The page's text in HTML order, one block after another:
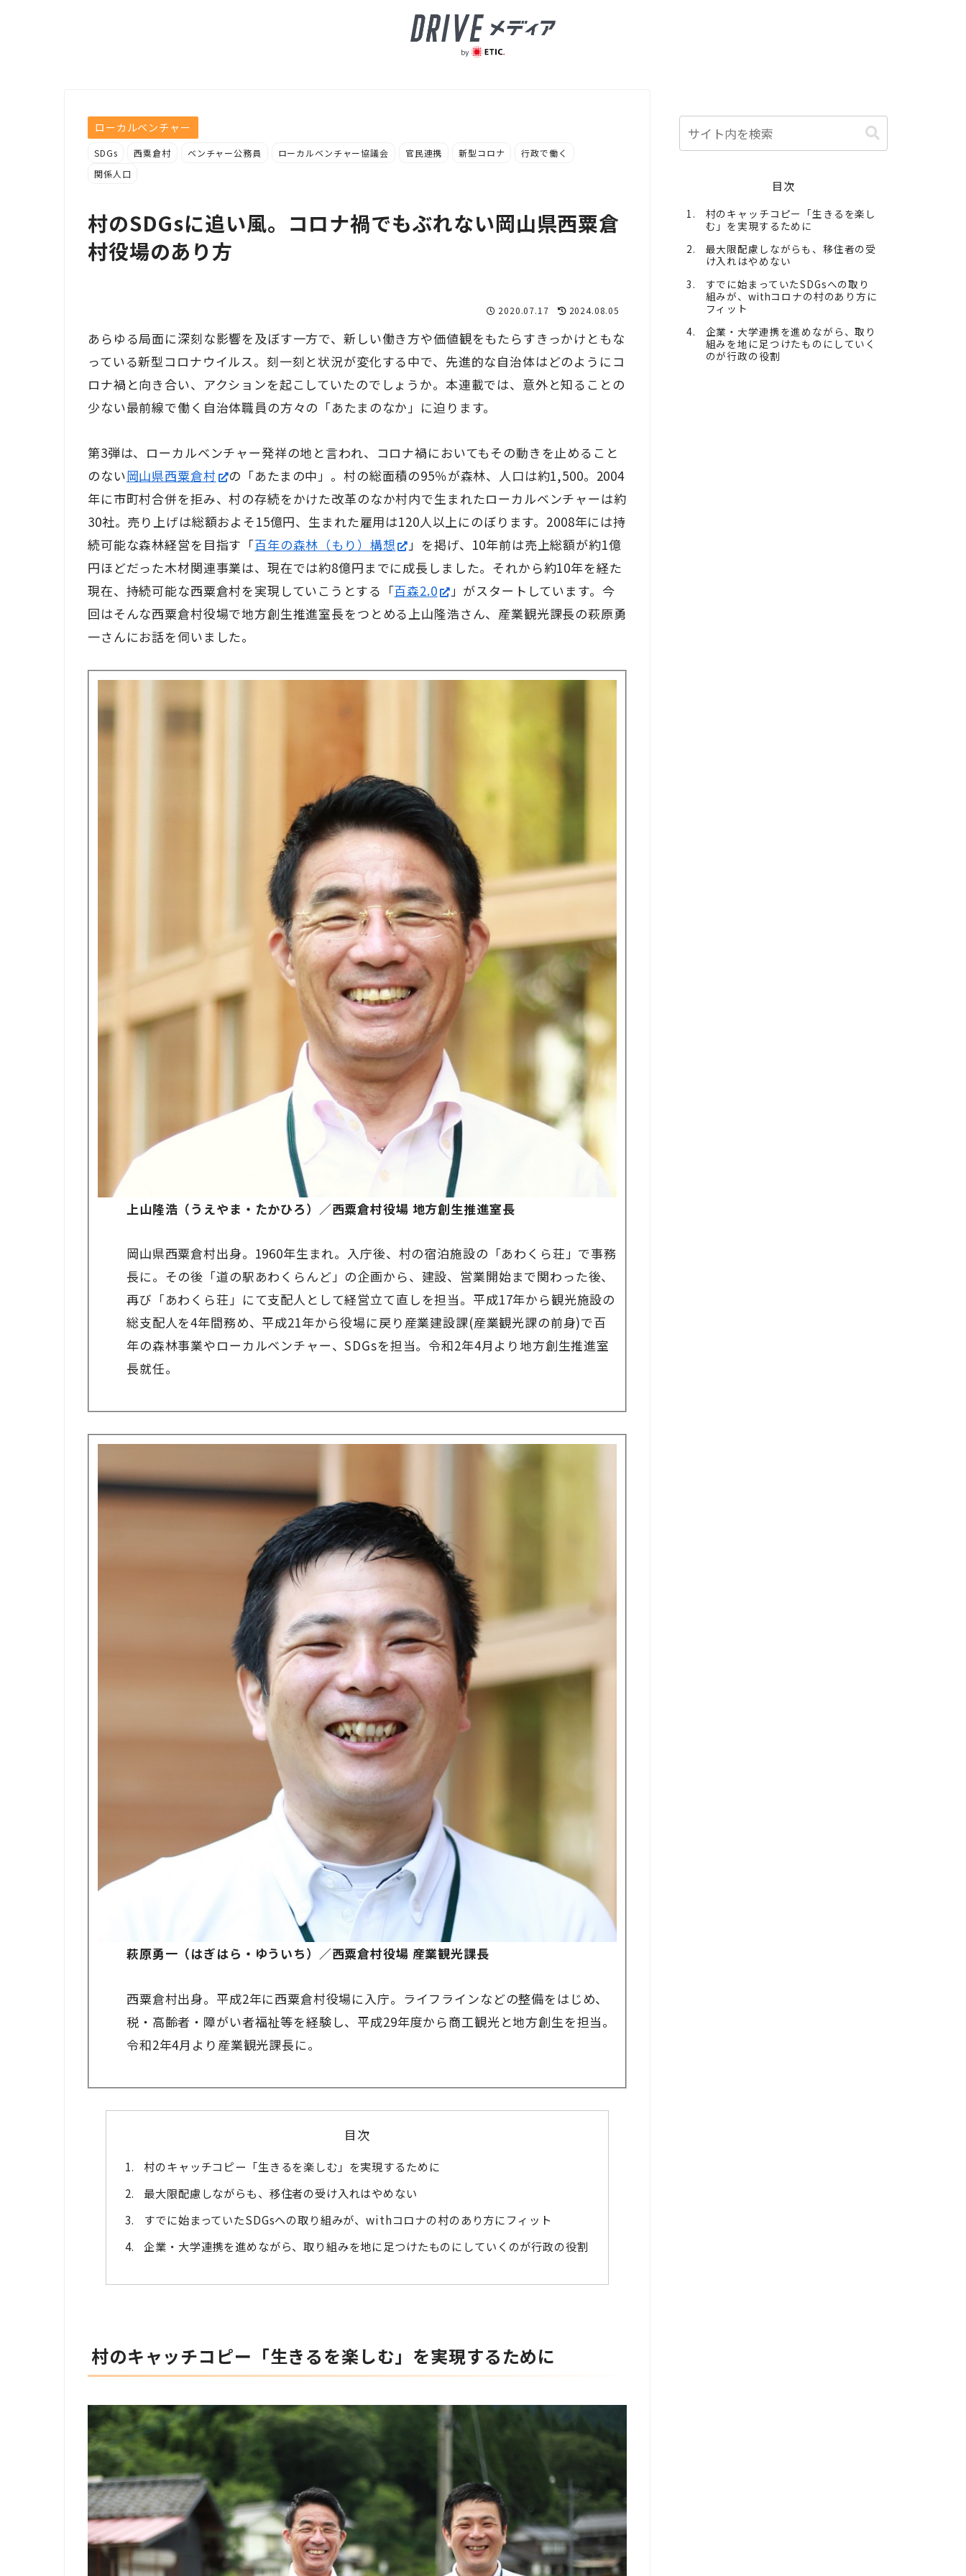
ローカルベンチャー
SDGs 西粟倉村 ベンチャー公務員 ローカルベンチャー協議会 官民連携 新型コロナ
行政で働く
関係人口
村のSDGsに追い風。コロナ禍でもぶれない岡山県西粟倉
村役場のあり方
2020.07.17 2024.08.05
あらゆる局面に深刻な影響を及ぼす一方で、新しい働き方や価値観をもたらすきっかけともな
っている新型コロナウイルス。刻一刻と状況が変化する中で、先進的な自治体はどのようにコ
ロナ禍と向き合い、アクションを起こしていたのでしょうか。本連載では、意外と知ることの
少ない最前線で働く自治体職員の方々の「あたまのなか」に迫ります。
第3弾は、ローカルベンチャー発祥の地と言われ、コロナ禍においてもその動きを止めること
のない岡山県西粟倉村
の「あたまの中」。村の総面積の95％が森林、人口は約1,500。2004
年に市町村合併を拒み、村の存続をかけた改革のなか村内で生まれたローカルベンチャーは約
30社。売り上げは総額およそ15億円、生まれた雇用は120人以上にのぼります。2008年には持
続可能な森林経営を目指す「百年の森林（もり）構想
」を掲げ、10年前は売上総額が約1億
円ほどだった木材関連事業は、現在では約8億円までに成長しました。それから約10年を経た
現在、持続可能な西粟倉村を実現していこうとする「百森2.0
」がスタートしています。今
回はそんな西粟倉村役場で地方創生推進室長をつとめる上山隆浩さん、産業観光課長の萩原勇
一さんにお話を伺いました。
上山隆浩（うえやま・たかひろ）／西粟倉村役場 地方創生推進室長
岡山県西粟倉村出身。1960年生まれ。入庁後、村の宿泊施設の「あわくら荘」で事務
長に。その後「道の駅あわくらんど」の企画から、建設、営業開始まで関わった後、
再び「あわくら荘」にて支配人として経営立て直しを担当。平成17年から観光施設の
総支配人を4年間務め、平成21年から役場に戻り産業建設課(産業観光課の前身)で百
年の森林事業やローカルベンチャー、SDGsを担当。令和2年4月より地方創生推進室
長就任。
萩原勇一（はぎはら・ゆういち）／西粟倉村役場 産業観光課長
西粟倉村出身。平成2年に西粟倉村役場に入庁。ライフラインなどの整備をはじめ、
税・高齢者・障がい者福祉等を経験し、平成29年度から商工観光と地方創生を担当。
令和2年4月より産業観光課長に。
目次
村のキャッチコピー「生きるを楽しむ」を実現するために
最大限配慮しながらも、移住者の受け入れはやめない
すでに始まっていたSDGsへの取り組みが、withコロナの村のあり方にフィット
企業・大学連携を進めながら、取り組みを地に足つけたものにしていくのが行政の役割
村のキャッチコピー「生きるを楽しむ」を実現するために
目次
村のキャッチコピー「生きるを楽し
む」を実現するために
最大限配慮しながらも、移住者の受
け入れはやめない
すでに始まっていたSDGsへの取り
組みが、withコロナの村のあり方に
フィット
企業・大学連携を進めながら、取り
組みを地に足つけたものにしていく
のが行政の役割